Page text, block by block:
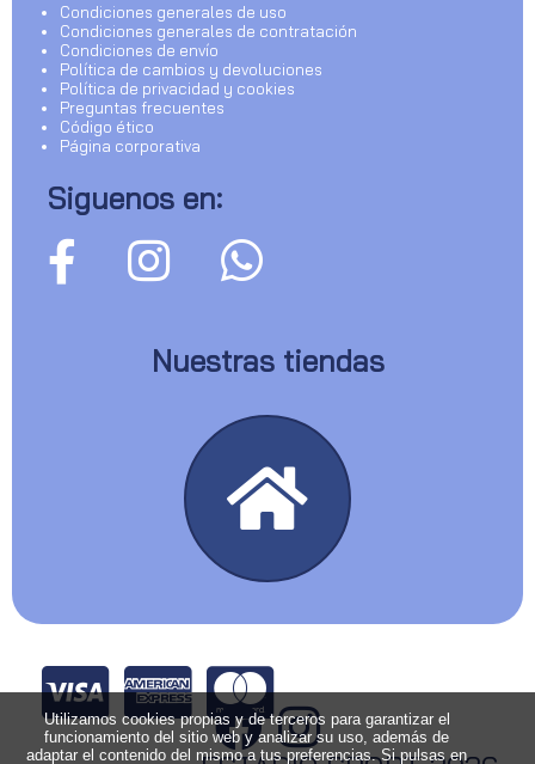
Condiciones generales de uso
Condiciones generales de contratación
Condiciones de envío
Política de cambios y devoluciones
Política de privacidad y cookies
Preguntas frecuentes
Código ético
Página corporativa
Siguenos en:
Nuestras tiendas
Utilizamos cookies propias y de terceros para garantizar el
funcionamiento del sitio web y analizar su uso, además de
adaptar el contenido del mismo a tus preferencias. Si pulsas en